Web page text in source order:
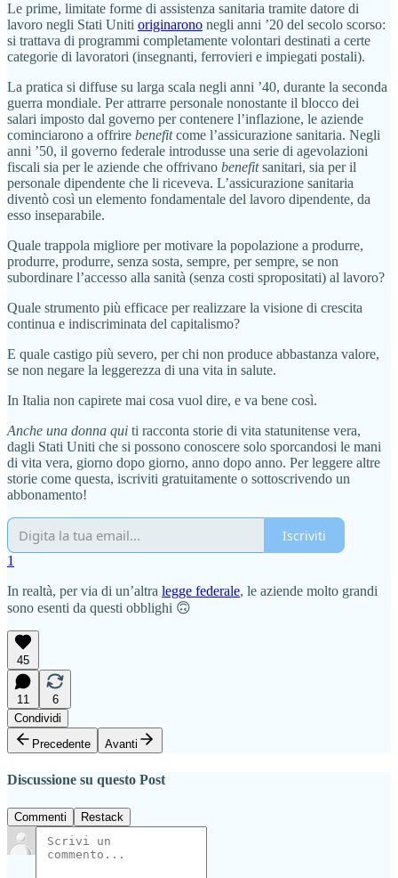
Le prime, limitate forme di assistenza sanitaria tramite datore di
lavoro negli Stati Uniti originarono negli anni ’20 del secolo scorso:
si trattava di programmi completamente volontari destinati a certe
categorie di lavoratori (insegnanti, ferrovieri e impiegati postali).
La pratica si diffuse su larga scala negli anni ’40, durante la seconda
guerra mondiale. Per attrarre personale nonostante il blocco dei
salari imposto dal governo per contenere l’inflazione, le aziende
cominciarono a offrire benefitcome l’assicurazione sanitaria. Negli
anni ’50, il governo federale introdusse una serie di agevolazioni
fiscali sia per le aziende che offrivano benefitsanitari, sia per il
personale dipendente che li riceveva. L’assicurazione sanitaria
diventò così un elemento fondamentale del lavoro dipendente, da
esso inseparabile.
Quale trappola migliore per motivare la popolazione a produrre,
produrre, produrre, senza sosta, sempre, per sempre, se non
subordinare l’accesso alla sanità (senza costi spropositati) al lavoro?
Quale strumento più efficace per realizzare la visione di crescita
continua e indiscriminata del capitalismo?
E quale castigo più severo, per chi non produce abbastanza valore,
se non negare la leggerezza di una vita in salute.
In Italia non capirete mai cosa vuol dire, e va bene così.
Anche una donna qui ti racconta storie di vita statunitense vera,
dagli Stati Uniti che si possono conoscere solo sporcandosi le mani
di vita vera, giorno dopo giorno, anno dopo anno. Per leggere altre
storie come questa, iscriviti gratuitamente o sottoscrivendo un
abbonamento!
Iscriviti
1
In realtà, per via di un’altra legge federale, le aziende molto grandi
sono esenti da questi obblighi 🙃
45
11
6
Condividi
Precedente
Avanti
Discussione su questo Post
Commenti Restack